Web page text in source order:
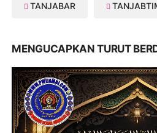
TANJABAR
MENGUCAPKAN TURUT